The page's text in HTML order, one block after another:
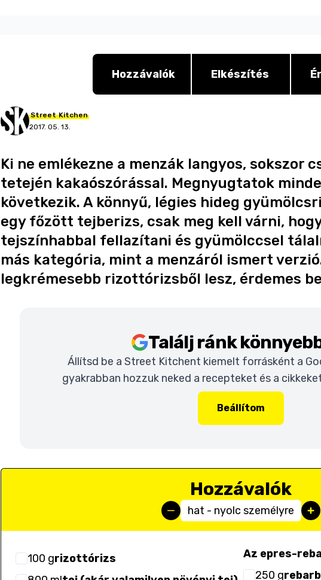
Hozzávalók Elkészítés
Street Kitchen
2017. 05. 13.
Ki ne emlékezne a menzák langyos, sokszor
tetején kakaószórással. Megnyugtatok
következik. A könnyű, légies hideg
egy főzött tejberizs, csak meg kell várni,
tejszínhabbal fellazítani és gyümölccsel
más kategória, mint a menzáról ismert
legkrémesebb rizottórizsből lesz, érdemes
Találj ránk
Állítsd be a Street Kitchent kiemelt forrásként a
gyakrabban hozzuk neked a recepteket és a
Beállítom
Hozzávalók
hat - nyolc személyre
100 grizottórizs
Az epres-
250 g